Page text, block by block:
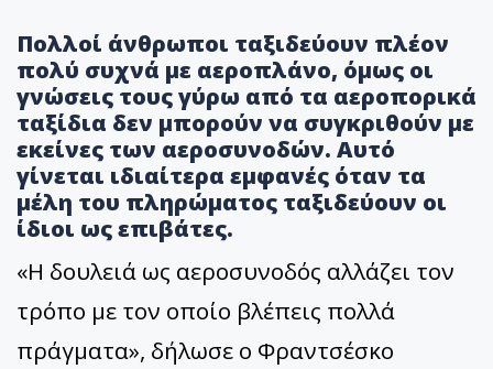
Πολλοί άνθρωποι ταξιδεύουν πλέον
πολύ συχνά με αεροπλάνο, όμως οι
γνώσεις τους γύρω από τα αεροπορικά
ταξίδια δεν μπορούν να συγκριθούν με
εκείνες των αεροσυνοδών. Αυτό
γίνεται ιδιαίτερα εμφανές όταν τα
μέλη του πληρώματος ταξιδεύουν οι
ίδιοι ως επιβάτες.
«Η δουλειά ως αεροσυνοδός αλλάζει τον
τρόπο με τον οποίο βλέπεις πολλά
πράγματα», δήλωσε ο Φραντσέσκο